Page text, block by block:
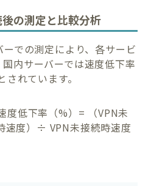
の測定と比較分析
での測定により、各サービ
内サーバーでは速度低下率
れています。
度低下率（%）= （VPN未
速度）÷ VPN未接続時速度